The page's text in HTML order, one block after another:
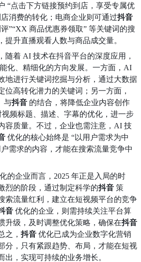
“点击下方链接预约到店，享受专属优
消费的转化；电商企业则可通过抖音
”“XX 商品优惠券领取” 等关键词的搜
提升直播观看人数与商品成交量。
随着 AI 技术在抖音平台的深度应用，
化、精细化的方向发展。一方面，AI
地进行关键词挖掘与分析，通过大数据
位高转化潜力的关键词；另一方面，
与抖音 的结合，将降低企业内容创作
频标题、描述、字幕的优化，进一步
容质量。不过，企业也需注意，AI 技
优化的核心始终是 “以用户需求为中
需求的内容，才能在搜索流量竞争中
的企业而言，2025 年正是入局的时
烈的阶段，通过制定科学的抖音 策
索流量红利，建立在短视频平台的竞争
音 优化的企业，则需持续关注平台算
升级，及时调整优化策略，确保在抖音
之， 抖音 优化已成为企业数字化营销
分，只有紧跟趋势、布局，才能在短视
出，实现可持续的业务增长。